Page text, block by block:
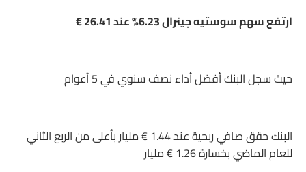
ارتفع سهم سوستيه جينرال 6.23% عند 26.41 €
حيث سجل البنك أفضل أداء نصف سنوي في 5 أعوام
البنك حقق صافي ربحية عند 1.44 € مليار بأعلى من الربع الثاني
للعام الماضي بخسارة 1.26 € مليار